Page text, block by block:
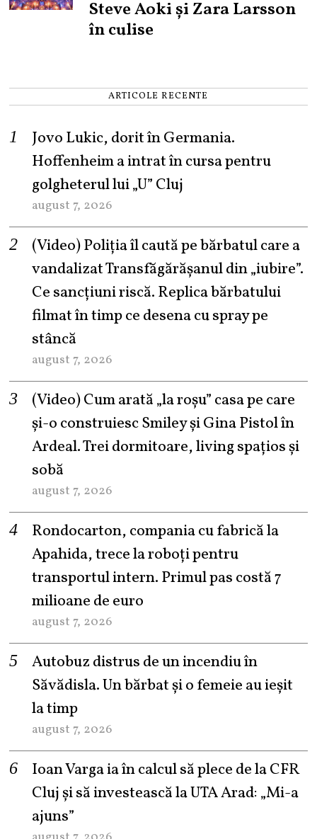
Steve Aoki și Zara Larsson
în culise
ARTICOLE RECENTE
Jovo Lukic, dorit în Germania.
Hoffenheim a intrat în cursa pentru
golgheterul lui „U” Cluj
august 7, 2026
(Video) Poliția îl caută pe bărbatul care a
vandalizat Transfăgărășanul din „iubire”.
Ce sancțiuni riscă. Replica bărbatului
filmat în timp ce desena cu spray pe
stâncă
august 7, 2026
(Video) Cum arată „la roşu” casa pe care
şi-o construiesc Smiley şi Gina Pistol în
Ardeal. Trei dormitoare, living spațios și
sobă
august 7, 2026
Rondocarton, compania cu fabrică la
Apahida, trece la roboți pentru
transportul intern. Primul pas costă 7
milioane de euro
august 7, 2026
Autobuz distrus de un incendiu în
Săvădisla. Un bărbat și o femeie au ieșit
la timp
august 7, 2026
Ioan Varga ia în calcul să plece de la CFR
Cluj și să investească la UTA Arad: „Mi-a
ajuns”